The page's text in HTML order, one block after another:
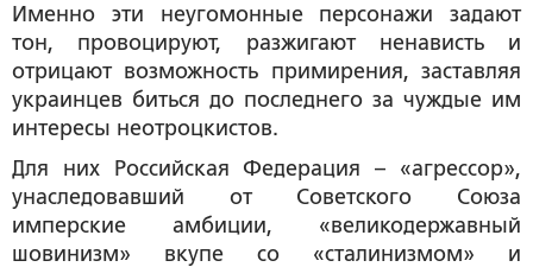
Именно эти неугомонные персонажи задают
тон, провоцируют, разжигают ненависть и
отрицают возможность примирения, заставляя
украинцев биться до последнего за чуждые им
интересы неотроцкистов.
Для них Российская Федерация – «агрессор»,
унаследовавший от Советского Союза
имперские амбиции, «великодержавный
шовинизм» вкупе со «сталинизмом» и